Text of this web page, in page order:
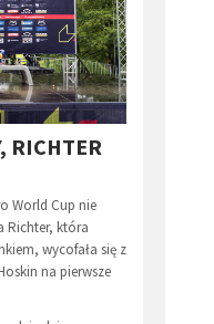
RICHTER
World Cup nie
Richter, która
wycofała się z
na pierwsze